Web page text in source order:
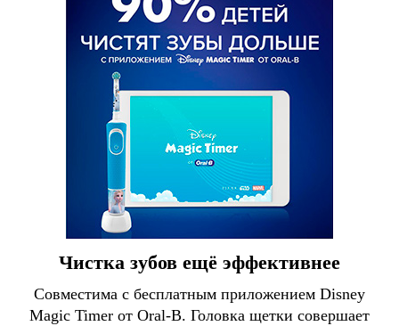
Чистка зубов ещё эффективнее
Совместима с бесплатным приложением Disney
Magic Timer от Oral-B. Головка щетки совершает